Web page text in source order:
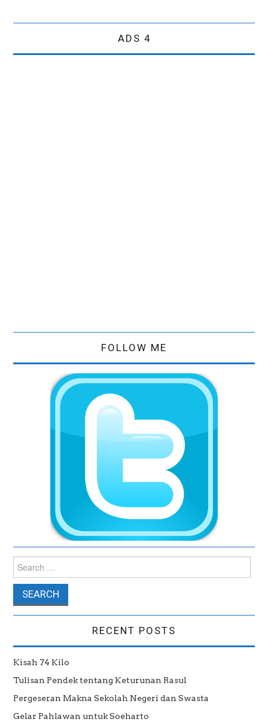
ADS 4
FOLLOW ME
Search for:
RECENT POSTS
Kisah 74 Kilo
Tulisan Pendek tentang Keturunan Rasul
Pergeseran Makna Sekolah Negeri dan Swasta
Gelar Pahlawan untuk Soeharto